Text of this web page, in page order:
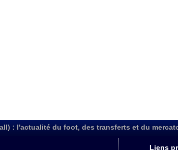
: l'actualité du foot, des transferts et du
Liens